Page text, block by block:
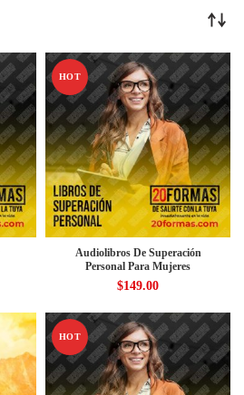
HOT
Audiolibros De Superación
Personal Para Mujeres
$149.00
HOT